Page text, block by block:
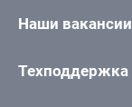
Наши вакансии
Техподдержка